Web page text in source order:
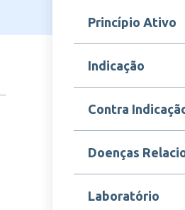
Princípio Ativo
Brigatinibe
Indicação
Indicado para o
câncer de pulmão de
metastático com
Contra
Contraindicado para
conhecida ao
fórmula. Deve ser
medicamentosas
Doenças
Câncer de pulmão de
metastático, Tumores
Laboratório